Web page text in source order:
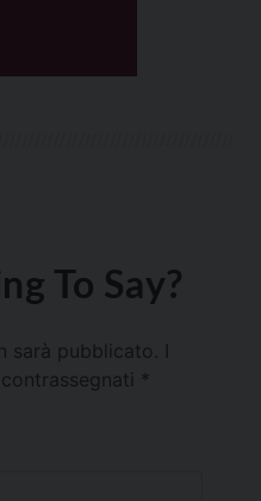
To Say?
sarà pubblicato.
*